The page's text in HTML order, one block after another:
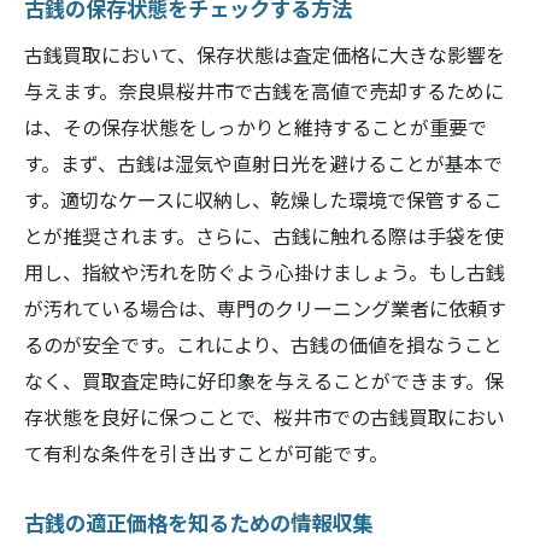
ック
桜井市での最新の買取キャンペーン情報
買取額を高めるための効果的な交渉術
古銭の価値を最大化！奈良県桜井市での買取成
功事例
桜井市での成功事例から学ぶ買取のコツ
高額買取に成功した古銭の特徴
買取経験者が語る成功の秘訣
古銭のコレクションを価値ある資産に変え
る方法
奈良県桜井市での買取成功までのステップ
実際の買取体験談から得る貴重な教訓
古銭の保存状態をチェックする方法
古銭買取において、保存状態は査定価格に大きな影響を
与えます。奈良県桜井市で古銭を高値で売却するために
は、その保存状態をしっかりと維持することが重要で
す。まず、古銭は湿気や直射日光を避けることが基本で
す。適切なケースに収納し、乾燥した環境で保管するこ
とが推奨されます。さらに、古銭に触れる際は手袋を使
用し、指紋や汚れを防ぐよう心掛けましょう。もし古銭
が汚れている場合は、専門のクリーニング業者に依頼す
るのが安全です。これにより、古銭の価値を損なうこと
なく、買取査定時に好印象を与えることができます。保
存状態を良好に保つことで、桜井市での古銭買取におい
て有利な条件を引き出すことが可能です。
古銭の適正価格を知るための情報収集